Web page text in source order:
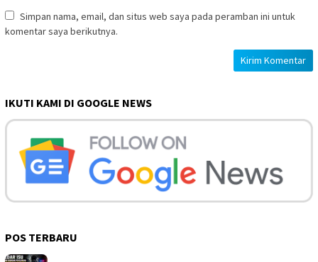
Simpan nama, email, dan situs web saya pada peramban ini untuk
komentar saya berikutnya.
IKUTI KAMI DI GOOGLE NEWS
POS TERBARU